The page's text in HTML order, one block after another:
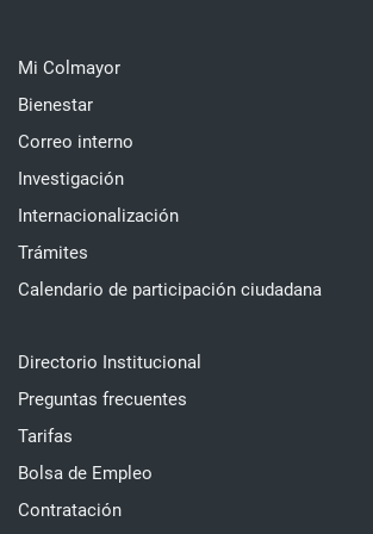
Mi Colmayor
Bienestar
Correo interno
Investigación
Internacionalización
Trámites
Calendario de participación ciudadana
Directorio Institucional
Preguntas frecuentes
Tarifas
Bolsa de Empleo
Contratación